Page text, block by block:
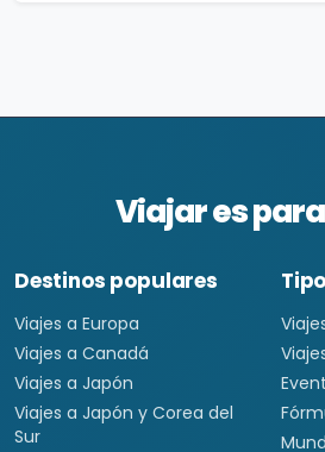
Viajar es
Destinos populares
Viajes a Europa
Viajes a Canadá
Viajes a Japón
Viajes a Japón y Corea del
Sur